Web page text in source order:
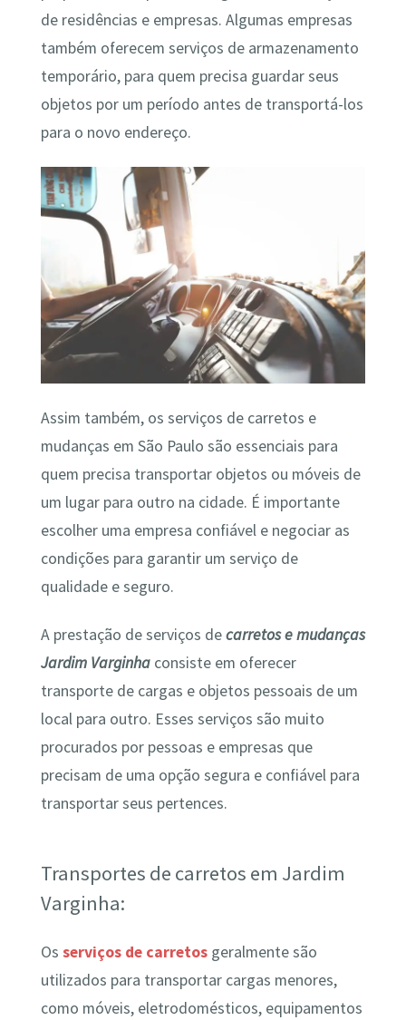
de residências e empresas. Algumas empresas
também oferecem serviços de armazenamento
temporário, para quem precisa guardar seus
objetos por um período antes de transportá-los
para o novo endereço.
Assim também, os serviços de carretos e
mudanças em São Paulo são essenciais para
quem precisa transportar objetos ou móveis de
um lugar para outro na cidade. É importante
escolher uma empresa confiável e negociar as
condições para garantir um serviço de
qualidade e seguro.
A prestação de serviços decarretos e mudanças
Jardim Varginhaconsiste em oferecer
transporte de cargas e objetos pessoais de um
local para outro. Esses serviços são muito
procurados por pessoas e empresas que
precisam de uma opção segura e confiável para
transportar seus pertences.
Transportes de carretos em Jardim
Varginha:
Os serviços de carretosgeralmente são
utilizados para transportar cargas menores,
como móveis, eletrodomésticos, equipamentos